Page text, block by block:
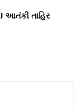
આતંકી તાહિર